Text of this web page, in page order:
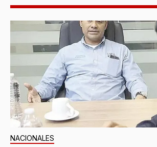
NACIONALES